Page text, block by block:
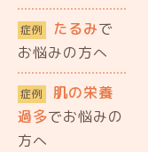
症例 たるみで
お悩みの方へ
症例
肌の栄養
過多でお悩みの
方へ